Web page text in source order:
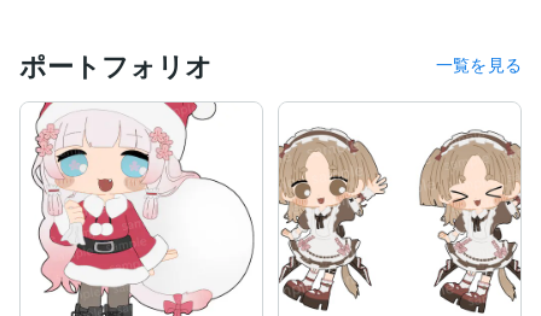
ポートフォリオ 一覧を見る